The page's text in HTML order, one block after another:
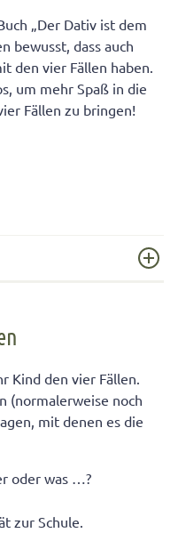
„Der Dativ ist dem
bewusst, dass auch
den vier Fällen haben.
um mehr Spaß in die
Fällen zu bringen!
Kind die 4 Fälle zu
So hat Ihr Kind
Kind den vier Fällen.
(normalerweise noch
mit denen es die
oder was …?
zur Schule.